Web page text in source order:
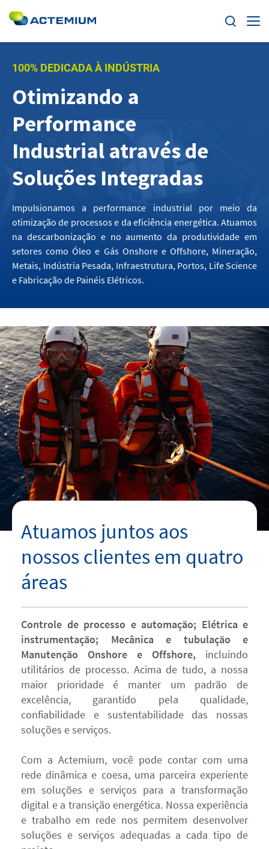
Sobre a Actemium
Atividades
Atuação
Canal de Denúncias
Ética
Contato
linkedinyoutube
Search
for:
100% DEDICADA À INDÚSTRIA
Otimizando a
Performance
Industrial através de
Soluções Integradas
Impulsionamos a performance industrial por meio da
otimização de processos e da eficiência energética. Atuamos
na descarbonização e no aumento da produtividade em
setores como Óleo e Gás Onshore e Offshore, Mineração,
Metais, Indústria Pesada, Infraestrutura, Portos, Life Science
e Fabricação de Painéis Elétricos.
Atuamos juntos aos
nossos clientes em quatro
áreas
Controle de processo e automação; Elétrica e
instrumentação; Mecânica e tubulação e
Manutenção Onshore e Offshore, incluindo
utilitários de processo. Acima de tudo, a nossa
maior prioridade é manter um padrão de
excelência, garantido pela qualidade,
confiabilidade e sustentabilidade das nossas
soluções e serviços.
Com a Actemium, você pode contar com uma
rede dinâmica e coesa, uma parceira experiente
em soluções e serviços para a transformação
digital e a transição energética. Nossa experiência
e trabalho em rede nos permitem desenvolver
soluções e serviços adequadas a cada tipo de